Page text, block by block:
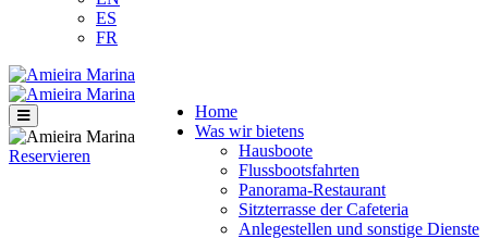
ES
FR
Home
Was wir bietens
Hausboote
Flussbootsfahrten
Panorama-Restaurant
Sitzterrasse der Cafeteria
Anlegestellen und sonstige Dienste
Reservieren